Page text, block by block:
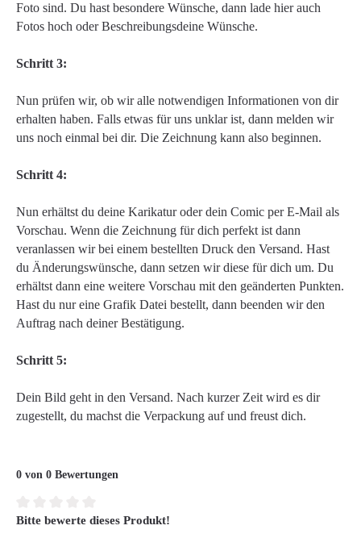
Foto sind. Du hast besondere Wünsche, dann lade hier auch
Fotos hoch oder Beschreibungsdeine Wünsche.
Schritt 3:
Nun prüfen wir, ob wir alle notwendigen Informationen von dir
erhalten haben. Falls etwas für uns unklar ist, dann melden wir
uns noch einmal bei dir. Die Zeichnung kann also beginnen.
Schritt 4:
Nun erhältst du deine Karikatur oder dein Comic per E-Mail als
Vorschau. Wenn die Zeichnung für dich perfekt ist dann
veranlassen wir bei einem bestellten Druck den Versand. Hast
du Änderungswünsche, dann setzen wir diese für dich um. Du
erhältst dann eine weitere Vorschau mit den geänderten Punkten.
Hast du nur eine Grafik Datei bestellt, dann beenden wir den
Auftrag nach deiner Bestätigung.
Schritt 5:
Dein Bild geht in den Versand. Nach kurzer Zeit wird es dir
zugestellt, du machst die Verpackung auf und freust dich.
0 von 0 Bewertungen
Durchschnittliche Bewertung von 0 von 5 Sternen
Bitte bewerte dieses Produkt!